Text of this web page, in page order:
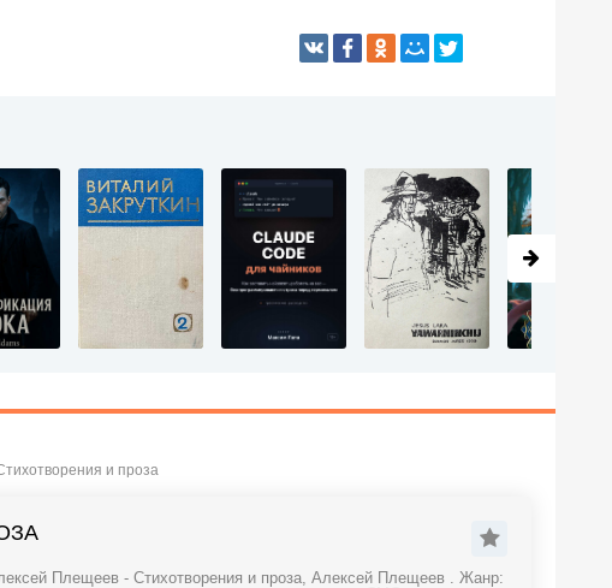
и проза
Плещеев - Стихотворения и проза, Алексей Плещеев . Жанр: